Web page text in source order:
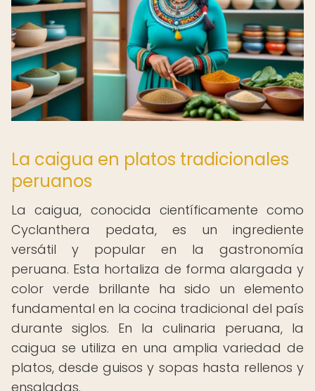
La caigua en platos tradicionales
peruanos
La caigua, conocida científicamente como
Cyclanthera pedata, es un ingrediente
versátil y popular en la gastronomía
peruana. Esta hortaliza de forma alargada y
color verde brillante ha sido un elemento
fundamental en la cocina tradicional del país
durante siglos. En la culinaria peruana, la
caigua se utiliza en una amplia variedad de
platos, desde guisos y sopas hasta rellenos y
ensaladas.